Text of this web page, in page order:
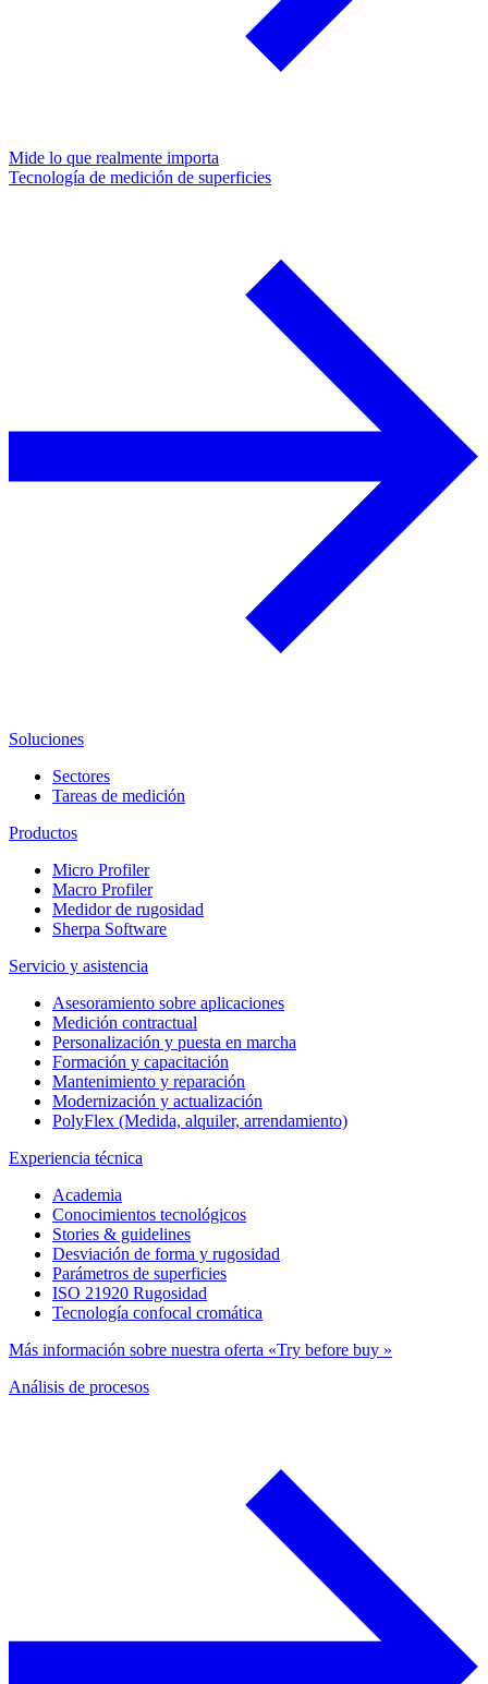
Mide lo que realmente importa
Tecnología de medición de superficies
Soluciones
Sectores
Tareas de medición
Productos
Micro Profiler
Macro Profiler
Medidor de rugosidad
Sherpa Software
Servicio y asistencia
Asesoramiento sobre aplicaciones
Medición contractual
Personalización y puesta en marcha
Formación y capacitación
Mantenimiento y reparación
Modernización y actualización
PolyFlex (Medida, alquiler, arrendamiento)
Experiencia técnica
Academia
Conocimientos tecnológicos
Stories & guidelines
Desviación de forma y rugosidad
Parámetros de superficies
ISO 21920 Rugosidad
Tecnología confocal cromática
Más información sobre nuestra oferta «Try before buy »
Análisis de procesos